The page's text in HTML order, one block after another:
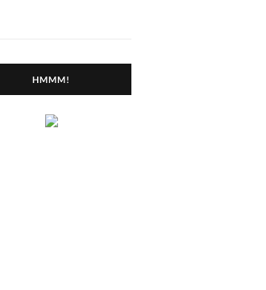
HMMM!